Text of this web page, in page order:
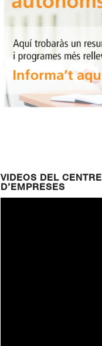
VIDEOS DEL CENTRE
D’EMPRESES